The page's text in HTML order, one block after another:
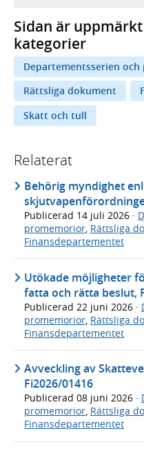
Sidan är
kategorier
Departementsserien
Rättsliga dokument
Skatt och tull
Relaterat
Behörig myndighet
Publicerad 14 juli 2026 ·
promemorior, Rättsliga
Finansdepartementet
Utökade möjligheter
fatta och rätta beslut,
Publicerad 22 juni 2026 ·
promemorior Rättsliga
Finansdepartementet
Avveckling av
Fi2026/01416
Publicerad 08 juni 2026 ·
promemorior, Rättsliga
Finansdepartementet